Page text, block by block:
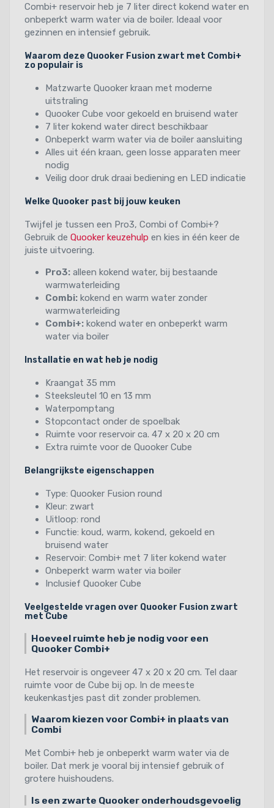
Combi+ reservoir heb je 7 liter direct kokend water en
onbeperkt warm water via de boiler. Ideaal voor
gezinnen en intensief gebruik.
Waarom deze Quooker Fusion zwart met Combi+
zo populair is
Matzwarte Quooker kraan met moderne
uitstraling
Quooker Cube voor gekoeld en bruisend water
7 liter kokend water direct beschikbaar
Onbeperkt warm water via de boiler aansluiting
Alles uit één kraan, geen losse apparaten meer
nodig
Veilig door druk draai bediening en LED indicatie
Welke Quooker past bij jouw keuken
Twijfel je tussen een Pro3, Combi of Combi+?
Gebruik de Quooker keuzehulp en kies in één keer de
juiste uitvoering.
Pro3: alleen kokend water, bij bestaande
warmwaterleiding
Combi: kokend en warm water zonder
warmwaterleiding
Combi+: kokend water en onbeperkt warm
water via boiler
Installatie en wat heb je nodig
Kraangat 35 mm
Steeksleutel 10 en 13 mm
Waterpomptang
Stopcontact onder de spoelbak
Ruimte voor reservoir ca. 47 x 20 x 20 cm
Extra ruimte voor de Quooker Cube
Belangrijkste eigenschappen
Type: Quooker Fusion round
Kleur: zwart
Uitloop: rond
Functie: koud, warm, kokend, gekoeld en
bruisend water
Reservoir: Combi+ met 7 liter kokend water
Onbeperkt warm water via boiler
Inclusief Quooker Cube
Veelgestelde vragen over Quooker Fusion zwart
met Cube
Hoeveel ruimte heb je nodig voor een
Quooker Combi+
Het reservoir is ongeveer 47 x 20 x 20 cm. Tel daar
ruimte voor de Cube bij op. In de meeste
keukenkastjes past dit zonder problemen.
Waarom kiezen voor Combi+ in plaats van
Combi
Met Combi+ heb je onbeperkt warm water via de
boiler. Dat merk je vooral bij intensief gebruik of
grotere huishoudens.
Is een zwarte Quooker onderhoudsgevoelig